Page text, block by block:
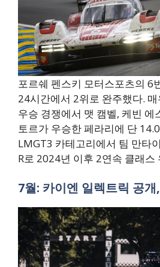
포르쉐 펜스키 모터스포츠의 6
24시간에서 2위로 완주했다.
우승 경쟁에서 맷 캠벨, 케빈 에
토르가 우승한 페라리에 단
LMGT3 카테고리에서 팀 만타
R로 2024년 이후 2연속 클래스
7월: 카이엔 일렉트릭 공